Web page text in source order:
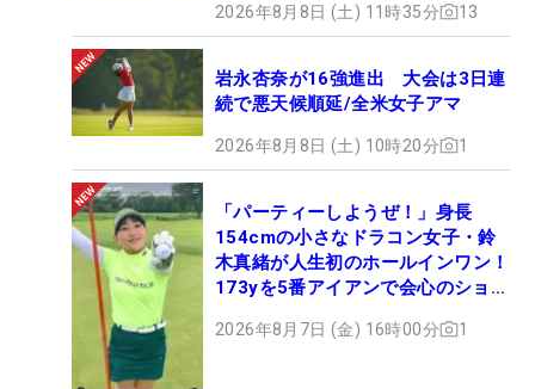
2026年8月8日 (土) 11時35分 13
岩永杏奈が16強進出 大会は3日連
続で悪天候順延/全米女子アマ
2026年8月8日 (土) 10時20分 1
「パーティーしようぜ！」身長
154cmの小さなドラコン女子・鈴
木真緒が人生初のホールインワン！
173yを5番アイアンで会心のショッ
2026年8月7日 (金) 16時00分 1